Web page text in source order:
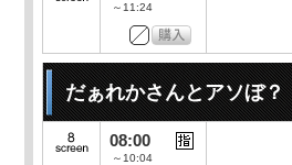
～11:24
だぁれかさんとアソぼ？
08:00
～10:04